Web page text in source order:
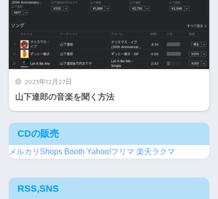
2023年12月27日
山下達郎の音楽を聞く方法
CDの販売
メルカリShops Booth Yahoo!フリマ 楽天ラクマ
RSS,SNS